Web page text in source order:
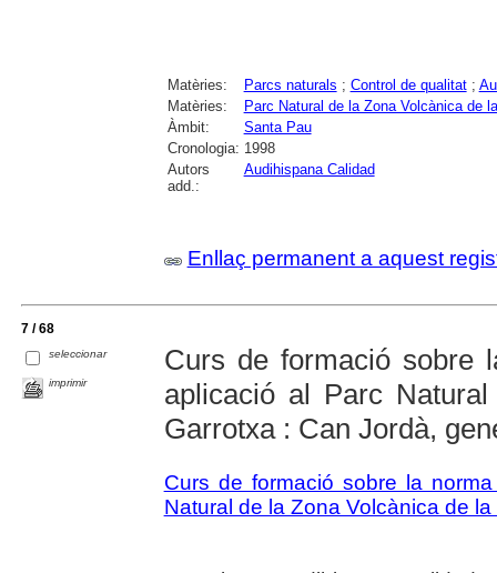
Matèries: Parcs naturals ; Control de qualitat;
Matèries:
Parc Natural de la Zona Volcànica de
Àmbit:
Santa Pau
Cronologia: 1998
Autors
add.:
Audihispana Calidad
Enllaç permanent a aquest
7 / 68
seleccionar
imprimir
Curs de formació sobre
aplicació al Parc
Garrotxa : Can Jordà,
Curs de formació sobre la
Natural de la Zona Volcànica de la